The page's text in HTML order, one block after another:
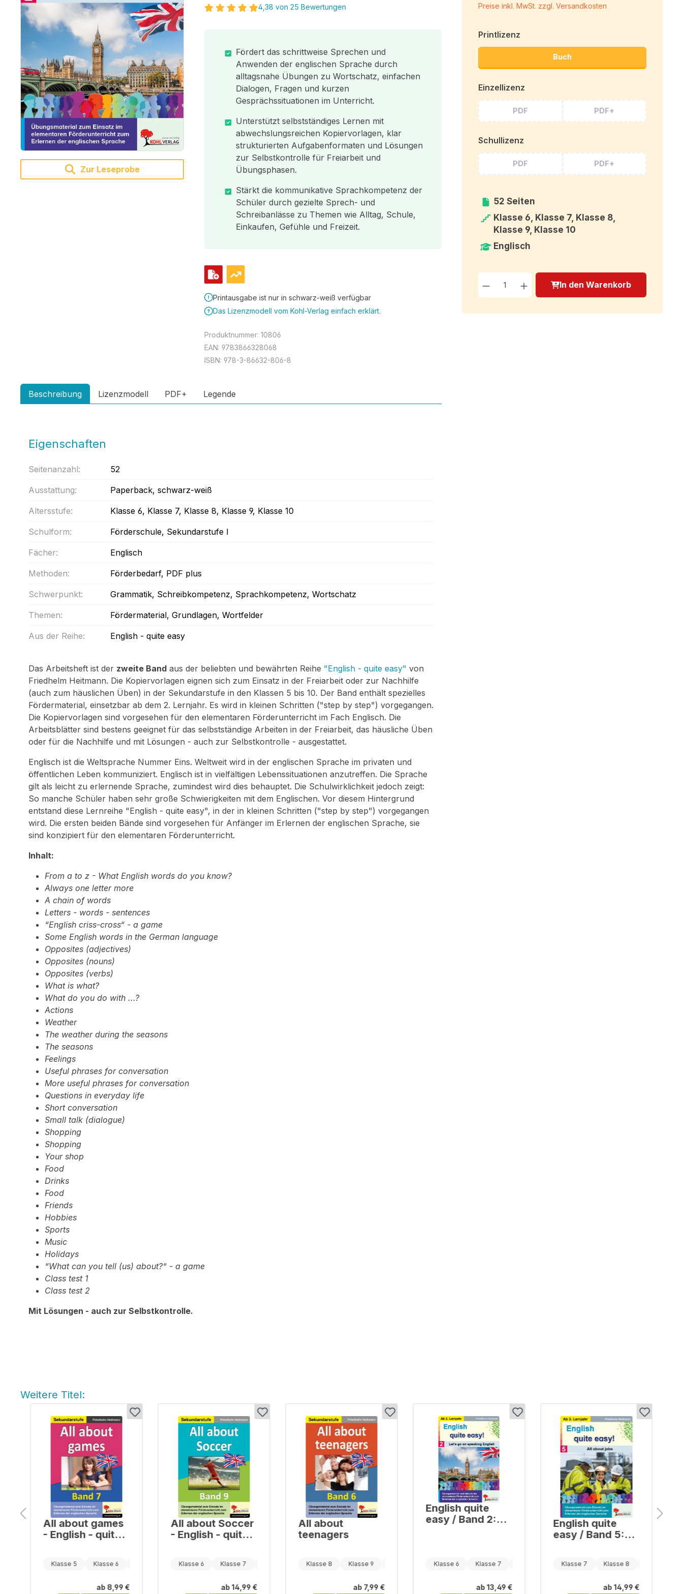
Zur Leseprobe
4,38 von 25 Bewertungen
Fördert das schrittweise Sprechen und
Anwenden der englischen Sprache durch
alltagsnahe Übungen zu Wortschatz, einfachen
Dialogen, Fragen und kurzen
Gesprächssituationen im Unterricht.
Unterstützt selbstständiges Lernen mit
abwechslungsreichen Kopiervorlagen, klar
strukturierten Aufgabenformaten und Lösungen
zur Selbstkontrolle für Freiarbeit und
Übungsphasen.
Stärkt die kommunikative Sprachkompetenz der
Schüler durch gezielte Sprech- und
Schreibanlässe zu Themen wie Alltag, Schule,
Einkaufen, Gefühle und Freizeit.
Printausgabe ist nur in schwarz-weiß verfügbar
Das Lizenzmodell vom Kohl-Verlag einfach erklärt.
Produktnummer:10806
EAN: 9783866328068
ISBN: 978-3-86632-806-8
Beschreibung Lizenzmodell PDF+ Legende
Eigenschaften
Seitenanzahl: 52
Ausstattung: Paperback, schwarz-weiß
Altersstufe: Klasse 6, Klasse 7, Klasse 8, Klasse 9, Klasse 10
Schulform: Förderschule, Sekundarstufe I
Fächer: Englisch
Methoden: Förderbedarf, PDF plus
Schwerpunkt: Grammatik, Schreibkompetenz, Sprachkompetenz, Wortschatz
Themen: Fördermaterial, Grundlagen, Wortfelder
Aus der Reihe: English - quite easy
Das Arbeitsheft ist der zweite Band aus der beliebten und bewährten Reihe "English - quite easy" von
Friedhelm Heitmann. Die Kopiervorlagen eignen sich zum Einsatz in der Freiarbeit oder zur Nachhilfe
(auch zum häuslichen Üben) in der Sekundarstufe in den Klassen 5 bis 10. Der Band enthält spezielles
Fördermaterial, einsetzbar ab dem 2. Lernjahr. Es wird in kleinen Schritten ("step by step") vorgegangen.
Die Kopiervorlagen sind vorgesehen für den elementaren Förderunterricht im Fach Englisch. Die
Arbeitsblätter sind bestens geeignet für das selbstständige Arbeiten in der Freiarbeit, das häusliche Üben
oder für die Nachhilfe und mit Lösungen - auch zur Selbstkontrolle - ausgestattet.
Englisch ist die Weltsprache Nummer Eins. Weltweit wird in der englischen Sprache im privaten und
öffentlichen Leben kommuniziert. Englisch ist in vielfältigen Lebenssituationen anzutreffen. Die Sprache
gilt als leicht zu erlernende Sprache, zumindest wird dies behauptet. Die Schulwirklichkeit jedoch zeigt:
So manche Schüler haben sehr große Schwierigkeiten mit dem Englischen. Vor diesem Hintergrund
entstand diese Lernreihe "English - quite easy", in der in kleinen Schritten ("step by step") vorgegangen
wird. Die ersten beiden Bände sind vorgesehen für Anfänger im Erlernen der englischen Sprache, sie
sind konzipiert für den elementaren Förderunterricht.
Inhalt:
From a to z - What English words do you know?
Always one letter more
A chain of words
Letters - words - sentences
“English criss-cross“ - a game
Some English words in the German language
Opposites (adjectives)
Opposites (nouns)
Opposites (verbs)
What is what?
What do you do with ...?
Actions
Weather
The weather during the seasons
The seasons
Feelings
Useful phrases for conversation
More useful phrases for conversation
Questions in everyday life
Short conversation
Small talk (dialogue)
Shopping
Shopping
Your shop
Food
Drinks
Food
Friends
Hobbies
Sports
Music
Holidays
“What can you tell (us) about?“ - a game
Class test 1
Class test 2
Mit Lösungen - auch zur Selbstkontrolle.
Preise inkl. MwSt. zzgl. Versandkosten
Printlizenz
Buch
Einzellizenz
PDF PDF+
Schullizenz
PDF PDF+
52 Seiten
Klasse 6, Klasse 7, Klasse 8,
Klasse 9, Klasse 10
Englisch
Produkt Anzahl: Gib
In den Warenkorb
Weitere Titel:
All about games
- English - quite
Klasse 5 Klasse 6
ab 8,99 €
All about Soccer
- English - quite
Klasse 6 Klasse 7
ab14,99 €
All about
teenagers
Klasse 8 Klasse 9
ab 7,99 €
English quite
easy / Band 2:
Klasse 6 Klasse 7
ab13,49 €
English quite
easy / Band 5:
Klasse 7 Klasse 8
ab14,99 €